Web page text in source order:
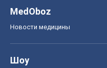
MedOboz
Новости медицины
Шоу